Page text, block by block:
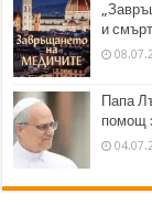
и смърт
Папа
помощ